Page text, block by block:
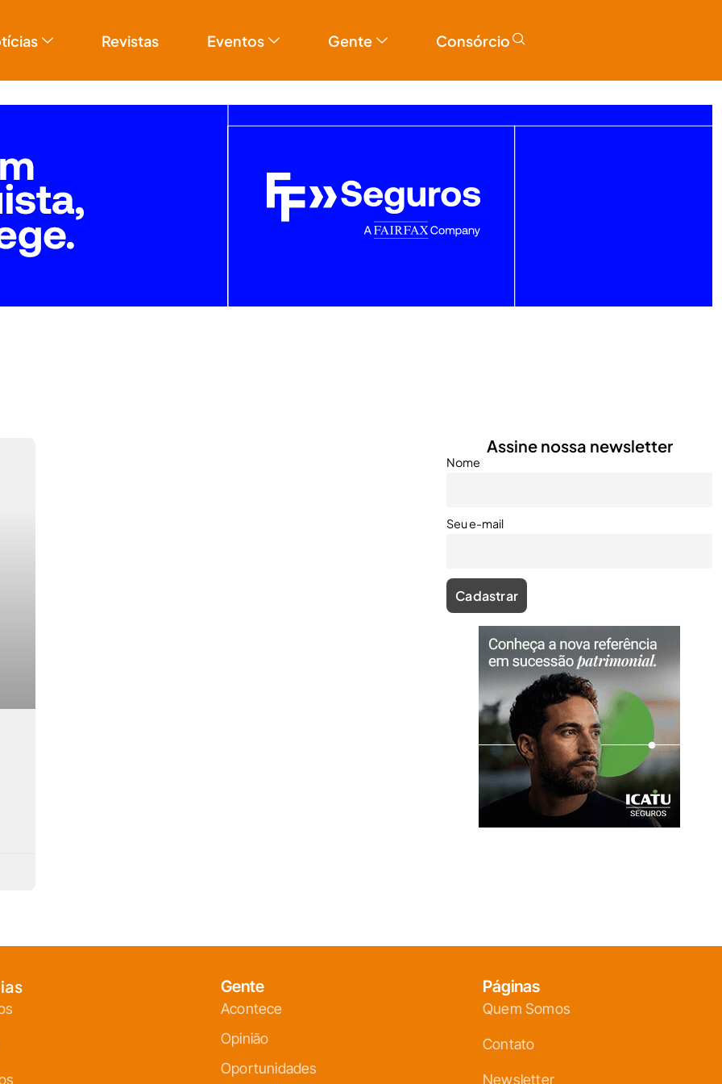
Revistas Eventos Gente Consórcio
Assine nossa newsletter
Nome
Seu e-mail
Gente
Acontece
Opinião
Oportunidades
Páginas
Quem Somos
Contato
Newsletter